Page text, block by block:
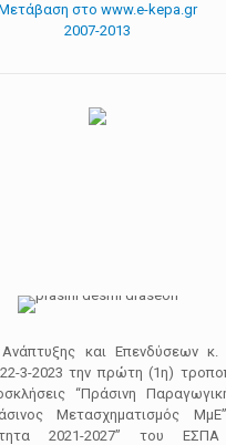
και Επενδύσεων κ.
3-2023 την πρώτη (1η)
“Πράσινη
Μετασχηματισμός
2021-2027” του ΕΣΠΑ
στο www.e-kepa.gr
2007-2013